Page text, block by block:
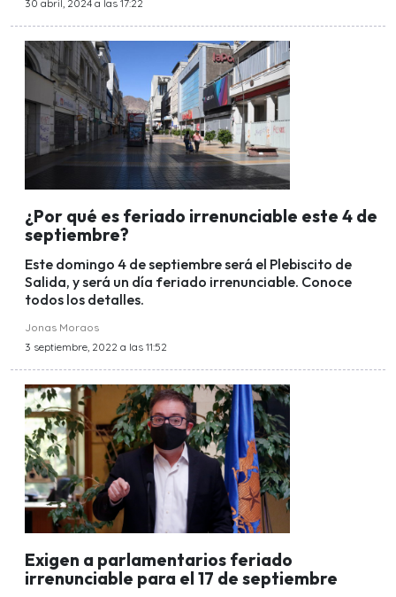
30 abril, 2024 a las 17:22
¿Por qué es feriado irrenunciable este 4 de
septiembre?
Este domingo 4 de septiembre será el Plebiscito de
Salida, y será un día feriado irrenunciable. Conoce
todos los detalles.
Jonas Moraos
3 septiembre, 2022 a las 11:52
Exigen a parlamentarios feriado
irrenunciable para el 17 de septiembre